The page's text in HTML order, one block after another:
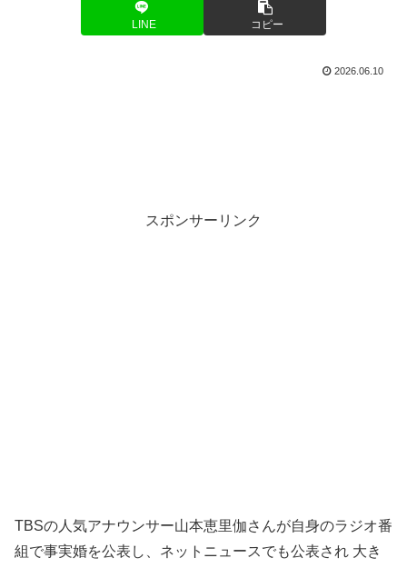
LINE コピー
2026.06.10
スポンサーリンク
TBSの人気アナウンサー山本恵里伽さんが自身のラジオ番
組で事実婚を公表し、ネットニュースでも公表され 大き